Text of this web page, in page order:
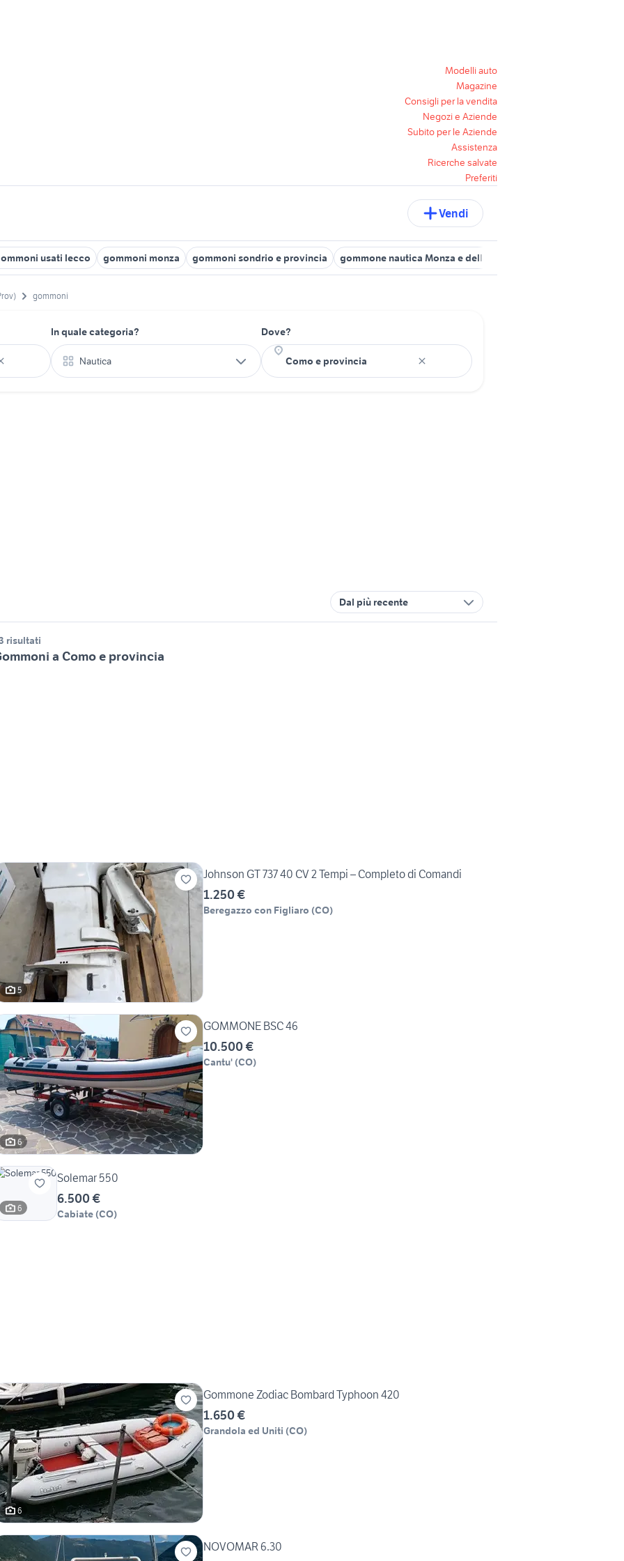
Modelli auto
Magazine
Consigli per la vendita
Negozi e Aziende
Subito per le Aziende
Assistenza
Ricerche salvate
Preferiti
Vendi
usati lecco gommoni monza gommoni sondrio e provincia gommone nautica Monza e della Brianza provincia
gommoni
In quale categoria?
Nautica
Dove?
Dal più recente
risultati
a Como e provincia
5
Johnson GT 737 40 CV 2 Tempi – Completo di Comandi
1.250 €
Beregazzo con Figliaro (CO)
6
GOMMONE BSC 46
10.500 €
Cantu' (CO)
6
Solemar 550
6.500 €
Cabiate (CO)
6
Gommone Zodiac Bombard Typhoon 420
1.650 €
Grandola ed Uniti (CO)
NOVOMAR 6.30